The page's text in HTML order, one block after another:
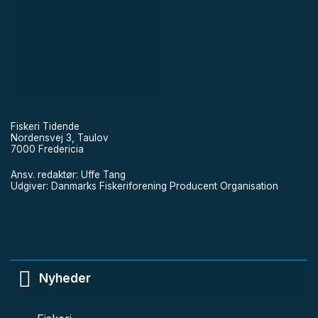
Fiskeri Tidende
Nordensvej 3, Taulov
7000 Fredericia
Ansv. redaktør: Uffe Tang
Udgiver: Danmarks Fiskeriforening Producent Organisation
Nyheder